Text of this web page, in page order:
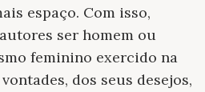
espaço. Com isso,
ser homem ou
feminino exercido na
dos seus desejos,